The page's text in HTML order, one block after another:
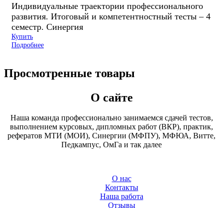
Индивидуальные траектории профессионального
развития. Итоговый и компетентностный тесты – 4
семестр. Синергия
Купить
Подробнее
Просмотренные товары
О сайте
Наша команда профессионально занимаемся сдачей тестов,
выполнением курсовых, дипломных работ (ВКР), практик,
рефератов МТИ (МОИ), Синергии (МФПУ), МФЮА, Витте,
Педкампус, ОмГа и так далее
О нас
Контакты
Наша работа
Отзывы